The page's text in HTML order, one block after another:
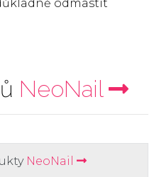
odmastit
NeoNail
NeoNail